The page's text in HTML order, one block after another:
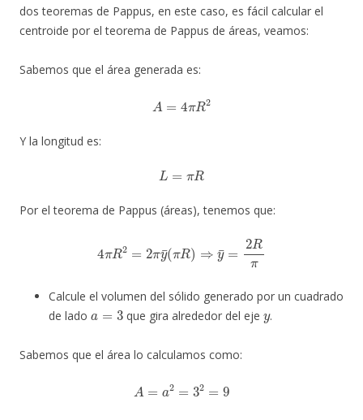
dos teoremas de Pappus, en este caso, es fácil calcular el
centroide por el teorema de Pappus de áreas, veamos:
Sabemos que el área generada es:
A π R2
Y la longitud es:
L =πR
Por el teorema de Pappus (áreas), tenemos que:
Rπ
Calcule el volumen del sólido generado por un cuadrado
de lado
a =3
que gira alrededor del eje
y
.
Sabemos que el área lo calculamos como:
a2 32=